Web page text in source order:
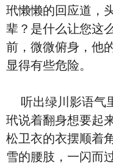
玳懒懒的回应道，
辈？是什么让您这
前，微微俯身，他
显得有些危险。
听出绿川影语气
玳说着翻身想要起
松卫衣的衣摆顺着
雪的腰肢，一闪而